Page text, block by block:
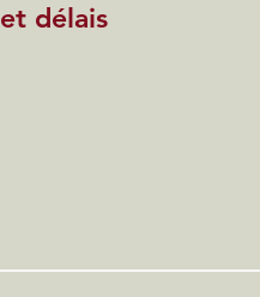
délais